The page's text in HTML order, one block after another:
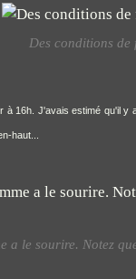
Des conditions de
à 16h. J'avais estimé qu'il
haut...
a le sourire. Notez